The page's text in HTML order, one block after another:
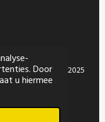
Door
u hiermee
website zijn in
voorbehouden. 2025